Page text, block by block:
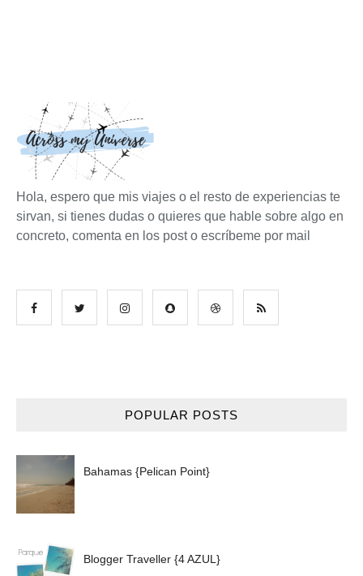
Hola, espero que mis viajes o el resto de experiencias te
sirvan, si tienes dudas o quieres que hable sobre algo en
concreto, comenta en los post o escríbeme por mail
POPULAR POSTS
Bahamas {Pelican Point}
Blogger Traveller {4 AZUL}